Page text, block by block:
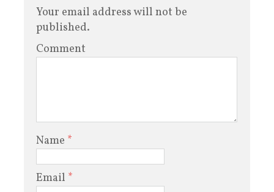
Your email address will not be
published.
Comment
Name *
Email *